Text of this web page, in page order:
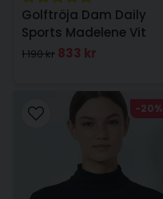
Golftröja Dam Daily
Sports Madelene Vit
1 190 kr 833 kr
-20%